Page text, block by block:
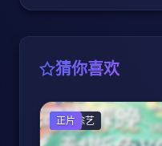
猜你喜欢
大陆综艺
正片